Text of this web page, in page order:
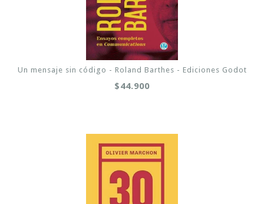
Un mensaje sin código - Roland Barthes - Ediciones Godot
$44.900